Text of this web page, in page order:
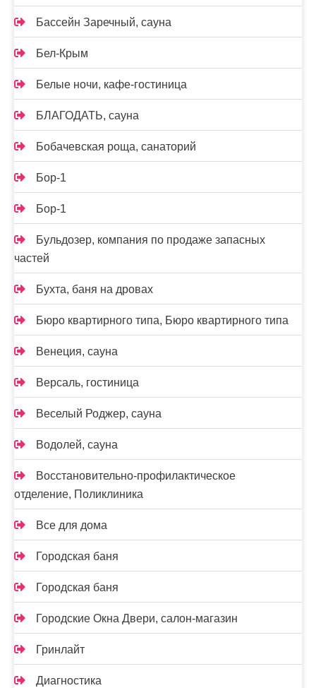
Бассейн Заречный, сауна
Бел-Крым
Белые ночи, кафе-гостиница
БЛАГОДАТЬ, сауна
Бобачевская роща, санаторий
Бор-1
Бор-1
Бульдозер, компания по продаже запасных
частей
Бухта, баня на дровах
Бюро квартирного типа, Бюро квартирного типа
Венеция, сауна
Версаль, гостиница
Веселый Роджер, сауна
Водолей, сауна
Восстановительно-профилактическое
отделение, Поликлиника
Все для дома
Городская баня
Городская баня
Городские Окна Двери, салон-магазин
Гринлайт
Диагностика